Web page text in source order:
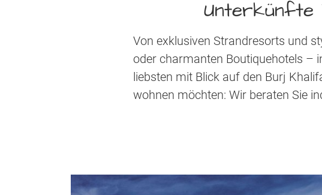
Unterkünfte
Von exklusiven Strandresorts und
oder charmanten Boutiquehotels –
liebsten mit Blick auf den Burj
wohnen möchten: Wir beraten Sie